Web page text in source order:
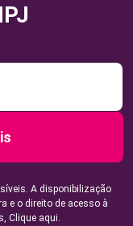
A disponibilização
e o direito de acesso à
Clique aqui.